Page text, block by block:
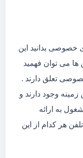
خصوصی بدانید این
می توان فهمید
تعلق دارند .
وجود دارند و
به ارائه
هر کدام از این